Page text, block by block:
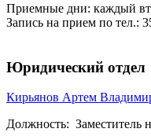
Приемные дни: каждый
Запись на прием по тел.:
Юридический отдел
Кирьянов Артем
Должность: Заместитель